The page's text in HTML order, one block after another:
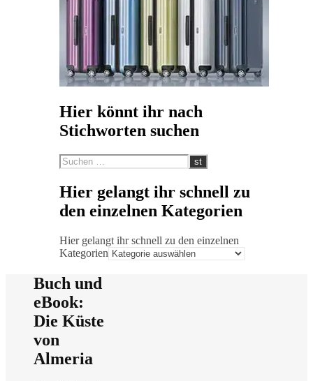
Hier könnt ihr nach
Stichworten suchen
Hier gelangt ihr schnell zu
den einzelnen Kategorien
Hier gelangt ihr schnell zu den einzelnen
Kategorien
Buch und
eBook:
Die Küste
von
Almeria